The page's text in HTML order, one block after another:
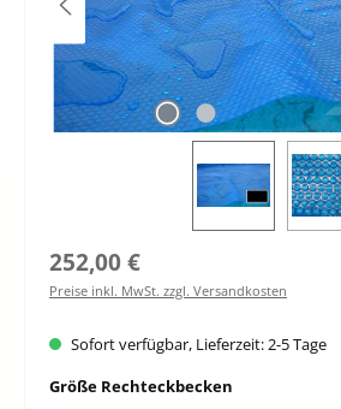
Regulärer Preis:
252,00 €
Preise inkl. MwSt. zzgl. Versandkosten
Sofort verfügbar, Lieferzeit: 2-5 Tage
Größe Rechteckbecken